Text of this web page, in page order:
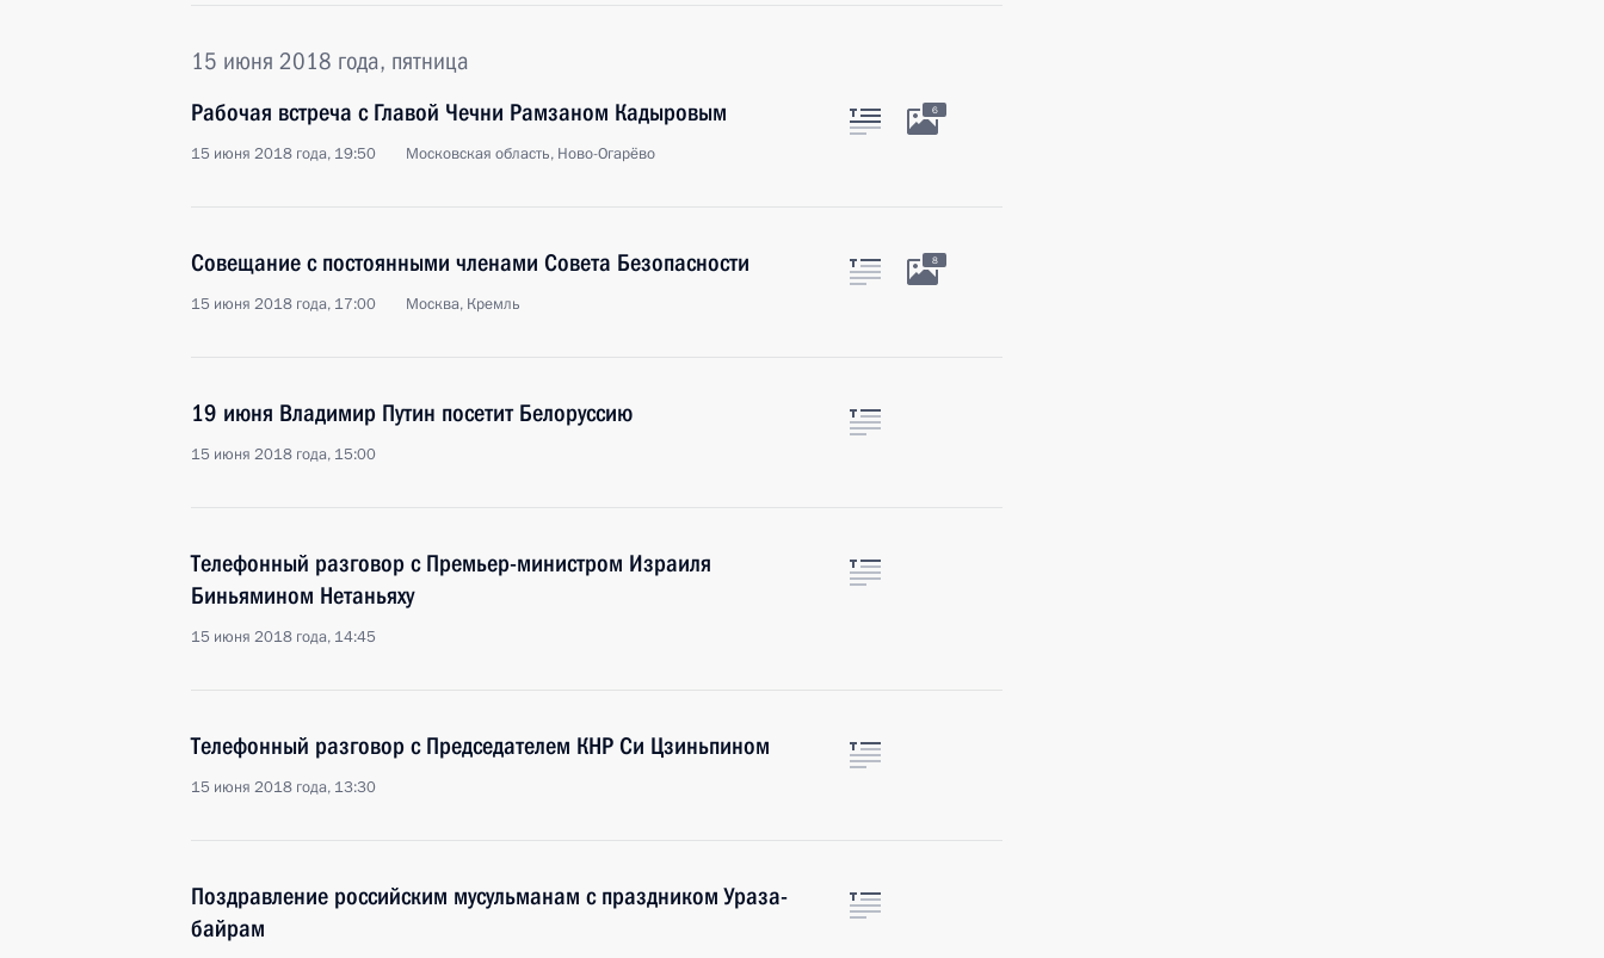
15 июня 2018 года, пятница
Рабочая встреча с Главой Чечни Рамзаном Кадыровым
15 июня 2018 года, 19:50 Московская область, Ново-Огарёво
6
Совещание с постоянными членами Совета Безопасности
15 июня 2018 года, 17:00 Москва, Кремль
8
19 июня Владимир Путин посетит Белоруссию
15 июня 2018 года, 15:00
Телефонный разговор с Премьер-министром Израиля
Биньямином Нетаньяху
15 июня 2018 года, 14:45
Телефонный разговор с Председателем КНР Си Цзиньпином
15 июня 2018 года, 13:30
Поздравление российским мусульманам с праздником Ураза-
байрам